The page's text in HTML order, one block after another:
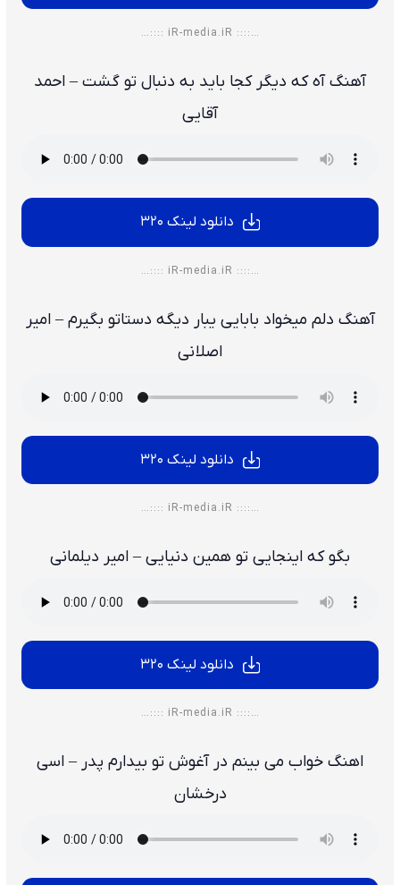
…:::: iR-media.iR ::::…
آهنگ آه که دیگر کجا باید به دنبال تو گشت – احمد
آقایی
دانلود لینک 320
…:::: iR-media.iR ::::…
آهنگ دلم میخواد بابایی یبار دیگه دستاتو بگیرم – امیر
اصلانی
دانلود لینک 320
…:::: iR-media.iR ::::…
بگو که اینجایی تو همین دنیایی – امیر دیلمانی
دانلود لینک 320
…:::: iR-media.iR ::::…
اهنگ خواب می بینم در آغوش تو بیدارم پدر – اسی
درخشان